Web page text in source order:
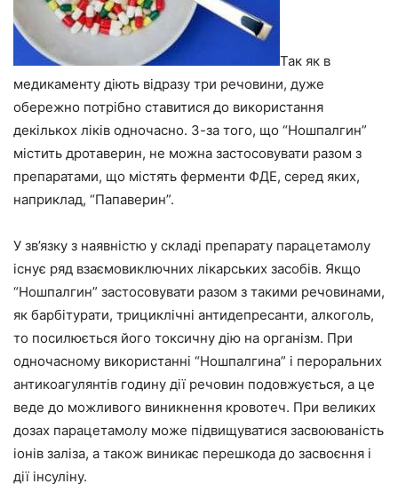
Так як в
медикаменту діють відразу три речовини, дуже
обережно потрібно ставитися до використання
декількох ліків одночасно. З-за того, що “Ношпалгин”
містить дротаверин, не можна застосовувати разом з
препаратами, що містять ферменти ФДЕ, серед яких,
наприклад, “Папаверин”.
У зв’язку з наявністю у складі препарату парацетамолу
існує ряд взаємовиключних лікарських засобів. Якщо
“Ношпалгин” застосовувати разом з такими речовинами,
як барбітурати, трициклічні антидепресанти, алкоголь,
то посилюється його токсичну дію на організм. При
одночасному використанні “Ношпалгина” і пероральних
антикоагулянтів годину дії речовин подовжується, а це
веде до можливого виникнення кровотеч. При великих
дозах парацетамолу може підвищуватися засвоюваність
іонів заліза, а також виникає перешкода до засвоєння і
дії інсуліну.